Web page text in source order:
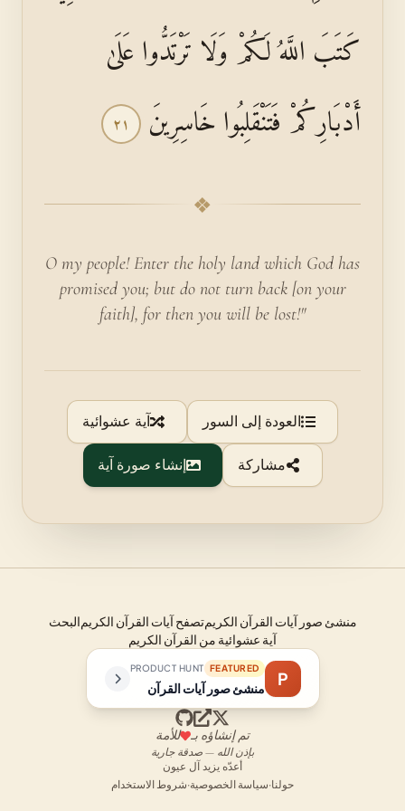
كَتَبَ اللَّهُ لَكُمْ وَلَا تَرْتَدُّوا عَلَىٰ
أَدْبَارِكُمْ فَتَنْقَلِبُوا خَاسِرِينَ ٢١
❖
O my people! Enter the holy land which God has
promised you; but do not turn back [on your
faith], for then you will be lost!"
العودة إلى السور آية عشوائية
مشاركة إنشاء صورة آية
منشئ صور آيات القرآن الكريمتصفح آيات القرآن الكريمالبحث
آية عشوائية من القرآن الكريم
P
FEATURED
PRODUCT HUNT
منشئ صور آيات القرآن
تم إنشاؤه بـ للأمة
بإذن الله — صدقة جارية
أعدّه يزيد آل عيون
حولنا·سياسة الخصوصية·شروط الاستخدام